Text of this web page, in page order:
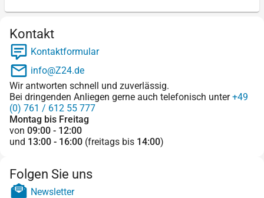
Kontakt
Kontaktformular
info@Z24.de
Wir antworten schnell und zuverlässig.
Bei dringenden Anliegen gerne auch telefonisch unter+49
(0) 761 / 612 55 777
Montag bis Freitag
von 09:00 - 12:00
und 13:00 - 16:00 (freitags bis 14:00)
Folgen Sie uns
Newsletter